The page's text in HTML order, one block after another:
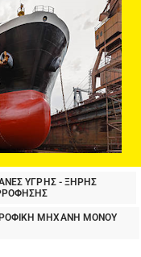
ΥΓΡΗΣ - ΞΗΡΗΣ
ΜΗΧΑΝΗ ΜΟΝΟΥ